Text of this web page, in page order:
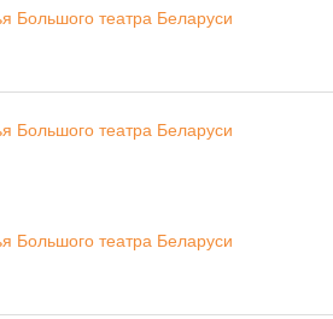
Большого театра Беларуси
Большого театра Беларуси
Большого театра Беларуси